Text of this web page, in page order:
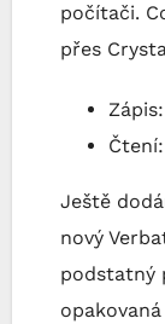
počítači.
přes
Ještě
nový
podstatný